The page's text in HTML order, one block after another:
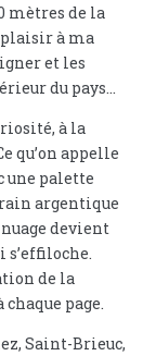
mètres de la
plaisir à ma
et les
du pays…
à la
qu’on appelle
une palette
argentique
devient
s’effiloche.
de la
page.
Saint-Brieuc,